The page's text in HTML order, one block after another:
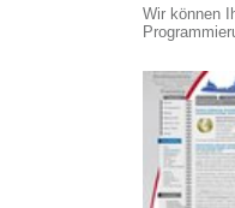
Wir können